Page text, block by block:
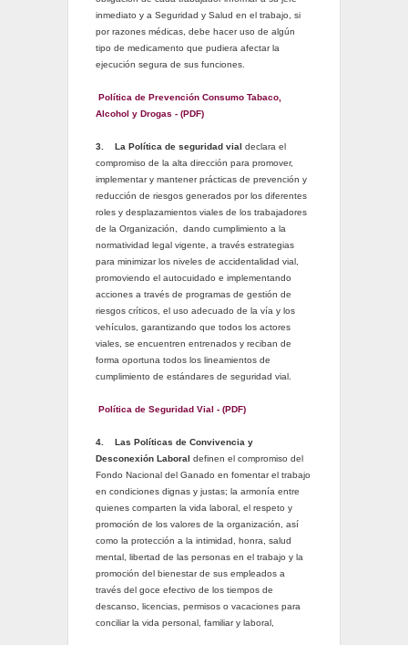
inmediato y a Seguridad y Salud en el trabajo, si
por razones médicas, debe hacer uso de algún
tipo de medicamento que pudiera afectar la
ejecución segura de sus funciones.
Política de Prevención Consumo Tabaco,
Alcohol y Drogas - (PDF)
3. La Política de seguridad vial declara el
compromiso de la alta dirección para promover,
implementar y mantener prácticas de prevención y
reducción de riesgos generados por los diferentes
roles y desplazamientos viales de los trabajadores
de la Organización, dando cumplimiento a la
normatividad legal vigente, a través estrategias
para minimizar los niveles de accidentalidad vial,
promoviendo el autocuidado e implementando
acciones a través de programas de gestión de
riesgos críticos, el uso adecuado de la vía y los
vehículos, garantizando que todos los actores
viales, se encuentren entrenados y reciban de
forma oportuna todos los lineamientos de
cumplimiento de estándares de seguridad vial.
Política de Seguridad Vial - (PDF)
4.
Las Políticas de Convivencia y
Desconexión Laboral definen el compromiso del
Fondo Nacional del Ganado en fomentar el trabajo
en condiciones dignas y justas; la armonía entre
quienes comparten la vida laboral, el respeto y
promoción de los valores de la organización, así
como la protección a la intimidad, honra, salud
mental, libertad de las personas en el trabajo y la
promoción del bienestar de sus empleados a
través del goce efectivo de los tiempos de
descanso, licencias, permisos o vacaciones para
conciliar la vida personal, familiar y laboral,